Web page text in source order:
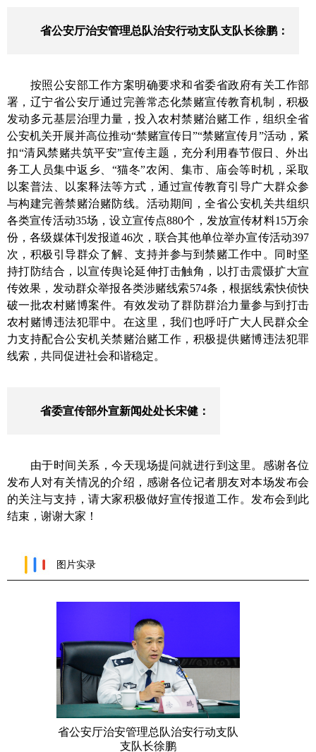
省公安厅治安管理总队治安行动支队支队长徐鹏：
按照公安部工作方案明确要求和省委省政府有关工作部
署，辽宁省公安厅通过完善常态化禁赌宣传教育机制 ， 积极
发动多元基层治理力量，投入农村禁赌治赌工作 ， 组织全省
公安机关开展并高位推动“禁赌宣传日”“禁赌宣传月”活动，紧
扣“清风禁赌共筑平安”宣传主题， 充分利用 春节假日、外出
务工人员集中返 乡、“猫冬”农闲、 集市、庙会等时机，采取
以案普法、以案释法等方式 ，通过宣传教育引导广大群众参
与构建完善禁赌治赌防线。 活动期间，全省公安机关共组织
各类宣传活动35场，设立宣传点880个，发放宣传材料15万余
份，各级媒体刊发报道46次，联合其他单位举办宣传活动397
次， 积极引导群众了解、支持并参与到禁赌工作中。同时坚
持打防结合，以宣传舆论延伸打击触角，以打击震慑扩大宣
传效果 ，发动群众举报各类涉赌线索574条，根据线索快侦快
破一批农村赌博案件。有效发动了群防群治力量参与到打击
农村赌博违法犯罪中。在这里 ，我们也呼吁广大人民群众全
力支持配合公安机关禁赌治赌工作，积极提供赌博违法犯罪
线索 ，共同促进社会和谐稳定。
省委宣传部外宣新闻处处长宋健：
由于时间关系 ，今天现场提问就进行到这里。感谢各位
发布人 对有关情况的介绍，感谢各位记者朋友对本场发布会
的关注与支持，请大家积极做好宣传报道工作。 发布会到此
结束，谢谢大家！
图片实录
省公安厅治安管理总队治安行动支队
支队长徐鹏